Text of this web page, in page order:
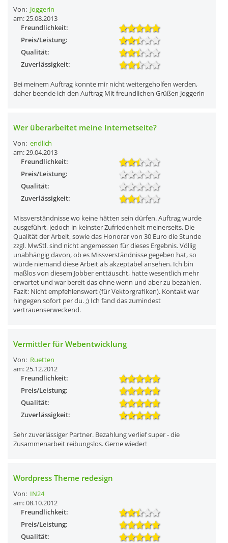
Von: Joggerin
am: 25.08.2013
Freundlichkeit:
Preis/Leistung:
Qualität:
Zuverlässigkeit:
Bei meinem Auftrag konnte mir nicht weitergeholfen werden,
daher beende ich den Auftrag Mit freundlichen Grüßen Joggerin
Wer überarbeitet meine Internetseite?
Von: endlich
am: 29.04.2013
Freundlichkeit:
Preis/Leistung:
Qualität:
Zuverlässigkeit:
Missverständnisse wo keine hätten sein dürfen. Auftrag wurde
ausgeführt, jedoch in keinster Zufriedenheit meinerseits. Die
Qualität der Arbeit, sowie das Honorar von 30 Euro die Stunde
zzgl. MwStl. sind nicht angemessen für dieses Ergebnis. Völlig
unabhängig davon, ob es Missverständnisse gegeben hat, so
würde niemand diese Arbeit als akzeptabel ansehen. Ich bin
maßlos von diesem Jobber enttäuscht, hatte wesentlich mehr
erwartet und war bereit das ohne wenn und aber zu bezahlen.
Fazit: Nicht empfehlenswert (für Vektorgrafiken). Kontakt war
hingegen sofort per du. ;) Ich fand das zumindest
vertrauenserweckend.
Vermittler für Webentwicklung
Von: Ruetten
am: 25.12.2012
Freundlichkeit:
Preis/Leistung:
Qualität:
Zuverlässigkeit:
Sehr zuverlässiger Partner. Bezahlung verlief super - die
Zusammenarbeit reibungslos. Gerne wieder!
Wordpress Theme redesign
Von: IN24
am: 08.10.2012
Freundlichkeit:
Preis/Leistung:
Qualität: